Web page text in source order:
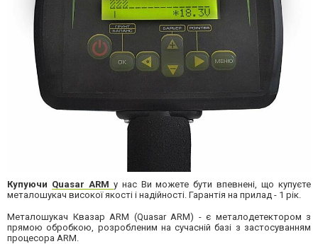
Купуючи Quasar ARM у нас Ви можете бути впевнені, що купуєте
металошукач високої якості і надійності. Гарантія на прилад - 1 рік.
Металошукач Квазар ARM (Quasar ARM) - є металодетектором з
прямою обробкою, розробленим на сучасній базі з застосуванням
процесора ARM.